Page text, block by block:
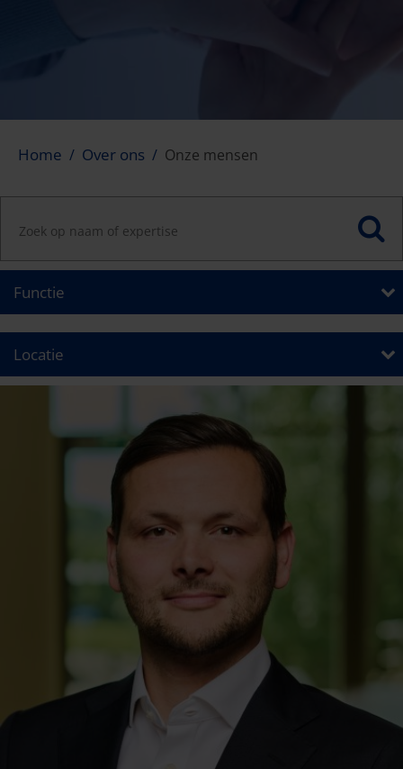
Home Over ons Onze mensen
Functie
Locatie